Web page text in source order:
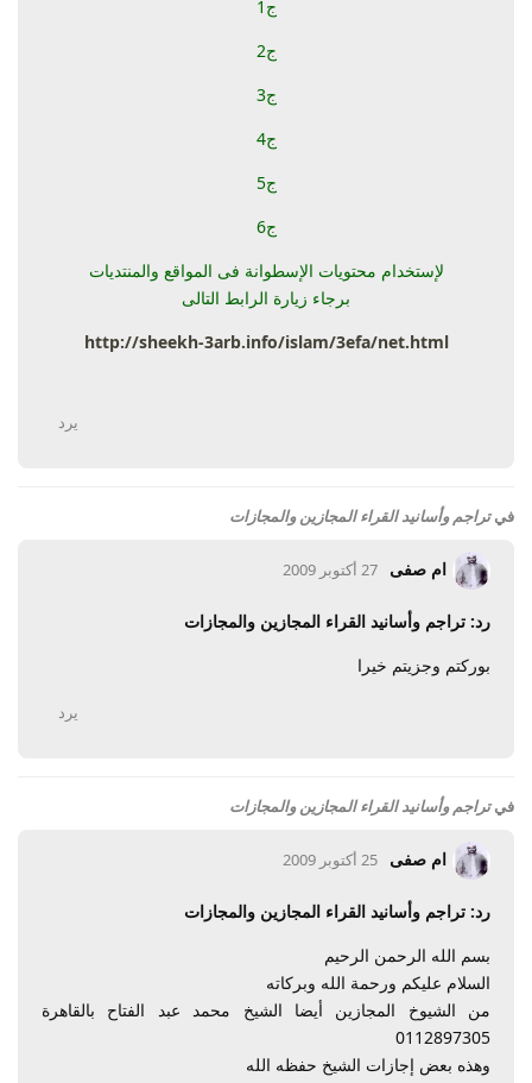
ج1
ج2
ج3
ج4
ج5
ج6
لإستخدام محتويات الإسطوانة فى المواقع والمنتديات
برجاء زيارة الرابط التالى
http://sheekh-3arb.info/islam/3efa/net.html
يرد
فيتراجم وأسانيد القراء المجازين والمجازات
ام صفى 27 أكتوبر 2009
رد: تراجم وأسانيد القراء المجازين والمجازات
بوركتم وجزيتم خيرا
يرد
فيتراجم وأسانيد القراء المجازين والمجازات
ام صفى 25 أكتوبر 2009
رد: تراجم وأسانيد القراء المجازين والمجازات
بسم الله الرحمن الرحيم
السلام عليكم ورحمة الله وبركاته
من الشيوخ المجازين أيضا الشيخ محمد عبد الفتاح بالقاهرة
0112897305
وهذه بعض إجازات الشيخ حفظه الله